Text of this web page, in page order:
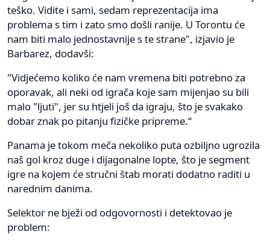
teško. Vidite i sami, sedam reprezentacija ima
problema s tim i zato smo došli ranije. U Torontu će
nam biti malo jednostavnije s te strane", izjavio je
Barbarez, dodavši:
"Vidjećemo koliko će nam vremena biti potrebno za
oporavak, ali neki od igrača koje sam mijenjao su bili
malo "ljuti", jer su htjeli još da igraju, što je svakako
dobar znak po pitanju fizičke pripreme.“
Panama je tokom meča nekoliko puta ozbiljno ugrozila
naš gol kroz duge i dijagonalne lopte, što je segment
igre na kojem će stručni štab morati dodatno raditi u
narednim danima.
Selektor ne bježi od odgovornosti i detektovao je
problem: